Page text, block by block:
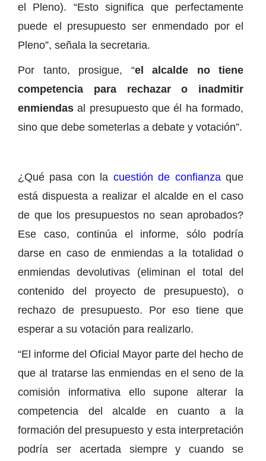
el Pleno). “Esto significa que perfectamente
puede el presupuesto ser enmendado por el
Pleno”, señala la secretaria.
Por tanto, prosigue, “el alcalde no tiene
competencia para rechazar o inadmitir
enmiendasal presupuesto que él ha formado,
sino que debe someterlas a debate y votación”.
¿Qué pasa con la cuestión de confianzaque
está dispuesta a realizar el alcalde en el caso
de que los presupuestos no sean aprobados?
Ese caso, continúa el informe, sólo podría
darse en caso de enmiendas a la totalidad o
enmiendas devolutivas (eliminan el total del
contenido del proyecto de presupuesto), o
rechazo de presupuesto. Por eso tiene que
esperar a su votación para realizarlo.
“El informe del Oficial Mayor parte del hecho de
que al tratarse las enmiendas en el seno de la
comisión informativa ello supone alterar la
competencia del alcalde en cuanto a la
formación del presupuesto y esta interpretación
podría ser acertada siempre y cuando se